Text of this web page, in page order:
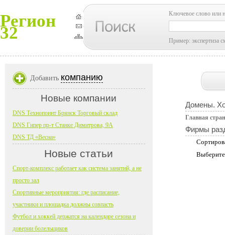
Регион
32
Ключевое слово или
Пример: экспертиза
Домены.
Главная
Фирмы
Добавить компанию
Новые компании
DNS Технопоинт Брянск Торговый склад
DNS Гипер пр-т Станке Димитрова, 9А
DNS ТД «Весна»
Новые статьи
Спорт-комплекс работает как система занятий, а не
просто зал
Спортивные мероприятия: где расписание,
участники и площадка должны совпасть
Футбол и хоккей держатся на календаре сезона и
доверии болельщиков